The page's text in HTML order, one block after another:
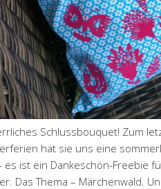
Schlussbouquet! Zum
hat sie uns eine
es ist ein Dankeschön-Freebie
Das Thema – Märchenwald.